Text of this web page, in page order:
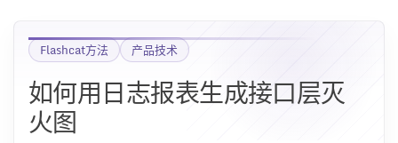
Flashcat方法 产品技术
如何用日志报表生成接口层灭
火图